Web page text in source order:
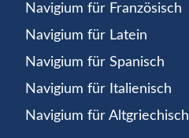
Navigium für Französisch
Navigium für Latein
Navigium für Spanisch
Navigium für Italienisch
Navigium für Altgriechisch